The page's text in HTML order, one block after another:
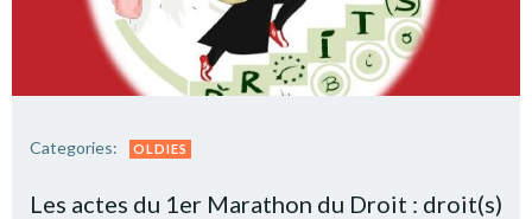
Categories: OLDIES
Les actes du 1er Marathon du Droit : droit(s)